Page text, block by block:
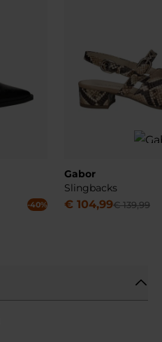
-40%
Gabor
Slingbacks
€ 104,99€ 139,99